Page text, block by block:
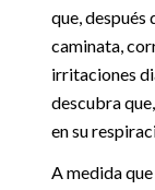
que,
caminata,
irritaciones
descubra
en su
A medida